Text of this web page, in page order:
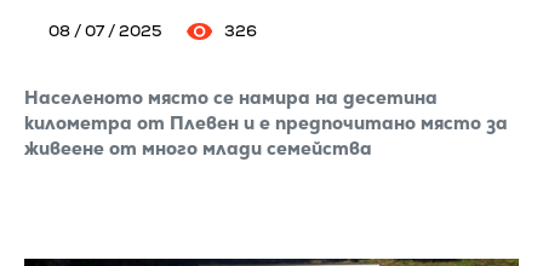
08 / 07 / 2025 326
Населеното място се намира на десетина
километра от Плевен и е предпочитано място за
живеене от много млади семейства